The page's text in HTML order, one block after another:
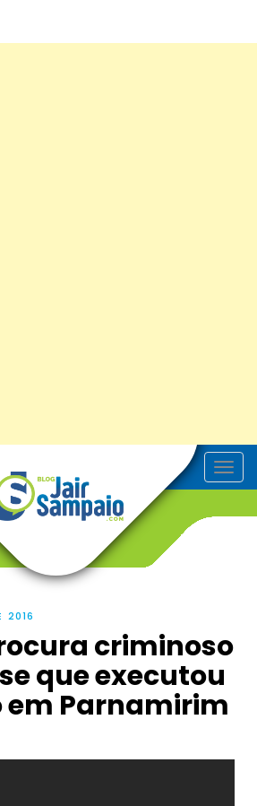
T
o
t
i
o
n
2016
criminoso
que executou
em Parnamirim